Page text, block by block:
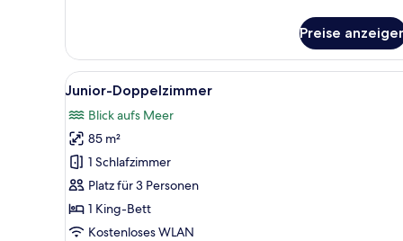
Zimmer
Preise
Alle
Fotos
für
Junior-
Doppelzimmer
anzeigen
9
Junior-Doppelzimmer
Blick aufs Meer
85 m²
1 Schlafzimmer
Platz für 3 Personen
1 King-Bett
Kostenloses WLAN